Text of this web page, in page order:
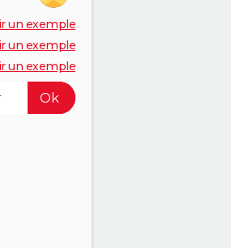
un exemple
un exemple
un exemple